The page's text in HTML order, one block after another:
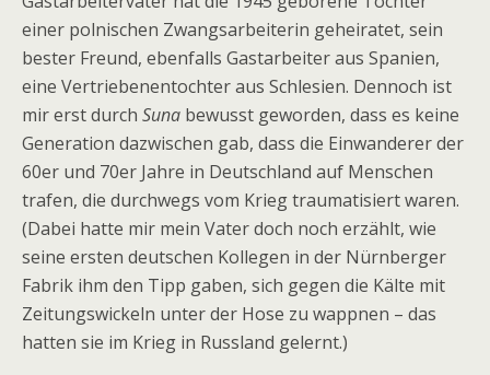
einer polnischen Zwangsarbeiterin geheiratet, sein
bester Freund, ebenfalls Gastarbeiter aus Spanien,
eine Vertriebenentochter aus Schlesien. Dennoch ist
mir erst durch Suna bewusst geworden, dass es keine
Generation dazwischen gab, dass die Einwanderer der
60er und 70er Jahre in Deutschland auf Menschen
trafen, die durchwegs vom Krieg traumatisiert waren.
(Dabei hatte mir mein Vater doch noch erzählt, wie
seine ersten deutschen Kollegen in der Nürnberger
Fabrik ihm den Tipp gaben, sich gegen die Kälte mit
Zeitungswickeln unter der Hose zu wappnen – das
hatten sie im Krieg in Russland gelernt.)